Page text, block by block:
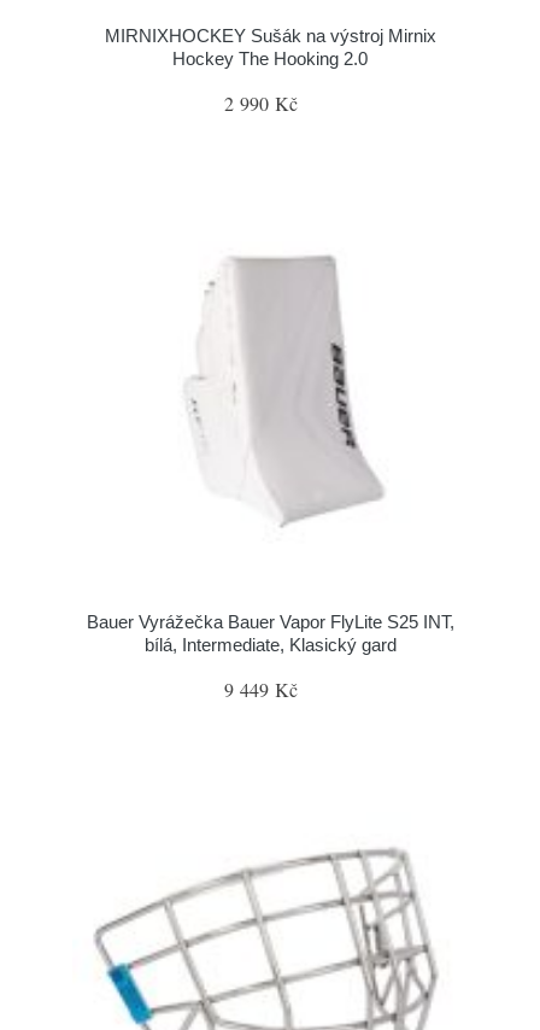
MIRNIXHOCKEY Sušák na výstroj Mirnix
Hockey The Hooking 2.0
2 990 Kč
Bauer Vyrážečka Bauer Vapor FlyLite S25 INT,
bílá, Intermediate, Klasický gard
9 449 Kč